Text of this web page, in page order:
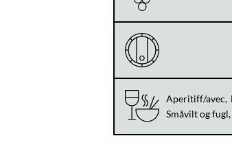
Aperitiff/avec
Småvilt og fugl